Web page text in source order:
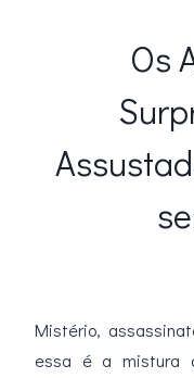
Os
Mistério,
essa é a mistura